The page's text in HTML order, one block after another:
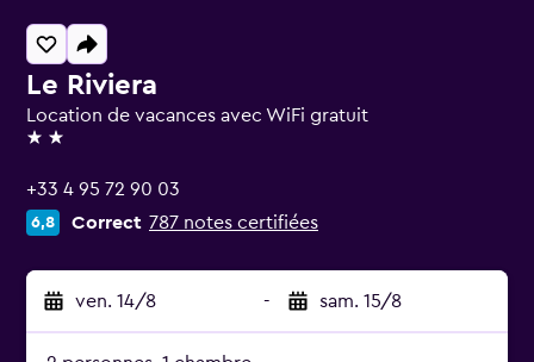
Le Riviera
Location de vacances avec WiFi gratuit
2 étoiles
+33 4 95 72 90 03
6,8 Correct 787 notes certifiées
ven. 14/8 - sam. 15/8